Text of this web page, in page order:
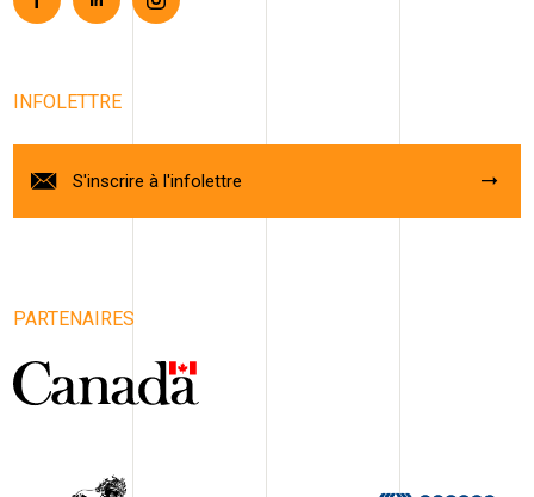
INFOLETTRE
S'inscrire à l'infolettre
PARTENAIRES